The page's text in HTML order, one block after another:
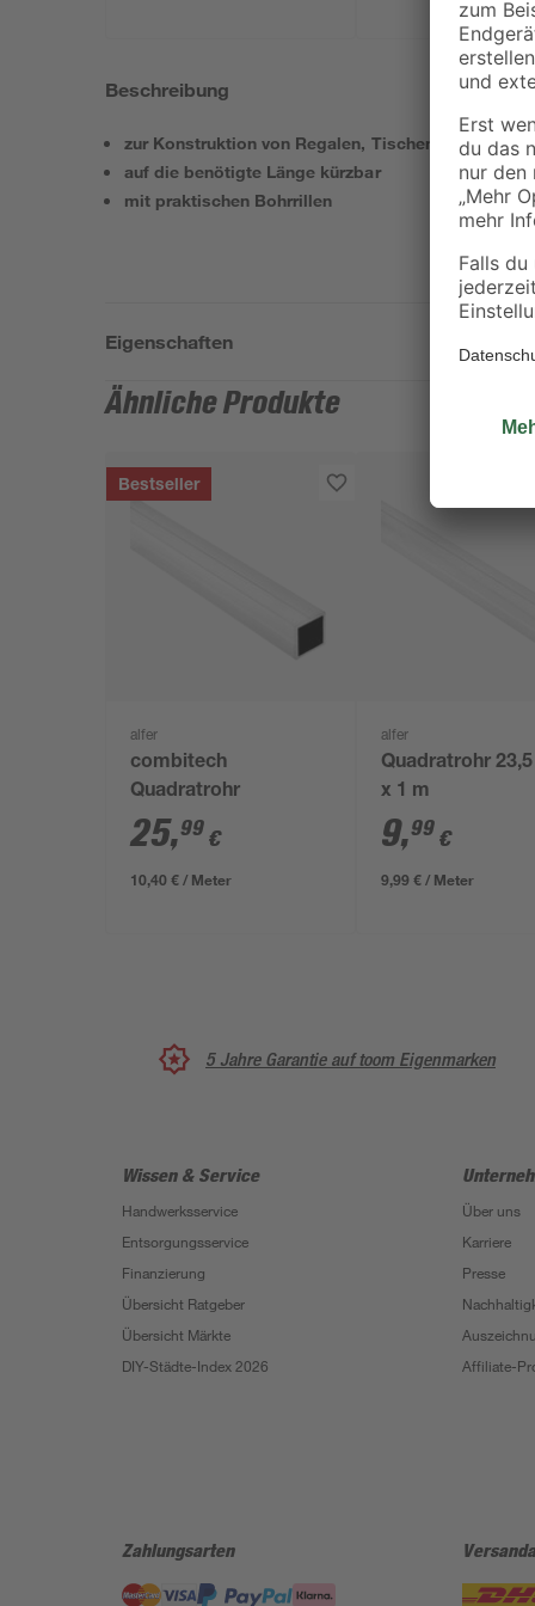
Beschreibung
zur Konstruktion von Regalen, Tischen o.ä.
auf die benötigte Länge kürzbar
mit praktischen Bohrrillen
Eigenschaften
Ähnliche Produkte
Bestseller
alfer
combitech
Quadratrohr
25,99 €
10,40 € / Meter
alfer
Quadratrohr
x 1 m
9,99 €
9,99 € / Meter
5 Jahre Garantie auf toom Eigenmarken
Wissen & Service
Handwerksservice
Entsorgungsservice
Finanzierung
Übersicht Ratgeber
Übersicht Märkte
DIY-Städte-Index 2026
Über uns
Karriere
Presse
Affiliate-
Zahlungsarten